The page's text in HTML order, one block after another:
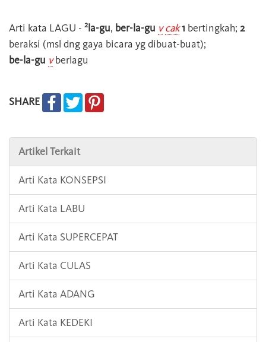
Arti kata LAGU - 2la-gu, ber-la-gu v cak1 bertingkah; 2
beraksi (msl dng gaya bicara yg dibuat-buat);
be-la-gu vberlagu
SHARE
Artikel Terkait
Arti Kata KONSEPSI
Arti Kata LABU
Arti Kata SUPERCEPAT
Arti Kata CULAS
Arti Kata ADANG
Arti Kata KEDEKI